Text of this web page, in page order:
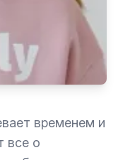
временем и
все о